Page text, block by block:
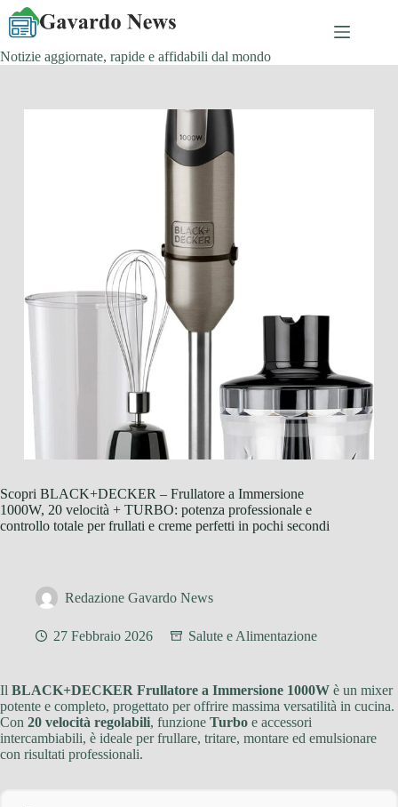
Salta
contenuto
Notizie aggiornate, rapide e affidabili dal mondo
Scopri BLACK+DECKER – Frullatore a Immersione
1000W, 20 velocità + TURBO: potenza professionale e
controllo totale per frullati e creme perfetti in pochi secondi
Redazione Gavardo News
27 Febbraio 2026 Salute e Alimentazione
Il BLACK+DECKER Frullatore a Immersione 1000W è un mixer
potente e completo, progettato per offrire massima versatilità in cucina.
Con 20 velocità regolabili, funzione Turbo e accessori
intercambiabili, è ideale per frullare, tritare, montare ed emulsionare
con risultati professionali.